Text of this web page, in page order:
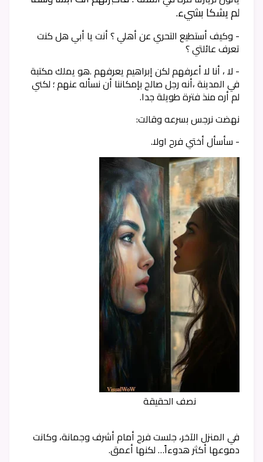
لم يشكا بشيء.
- وكيف أستطيع التحري عن أهلي ؟ أنت يا أبي هل كنت
تعرف عائلتي ؟
- لا ، أنا لا أعرفهم لكن إبراهيم يعرفهم .هو يملك مكتبة
في المدينة ،أنهرجل صالح بإمكاننا أن نسأله عنهم ؛ لكني
لم أره منذ فترة طويلة جدا.
نهضت نرجس بسرعه وقالت:
- سأسأل أختي فرح اولا.
نصف الحقيقة
في المنزل الآخر، جلست فرح أمام أشرف وجمانة، وكانت
دموعها أكثر هدوءاً… لكنها أعمق.